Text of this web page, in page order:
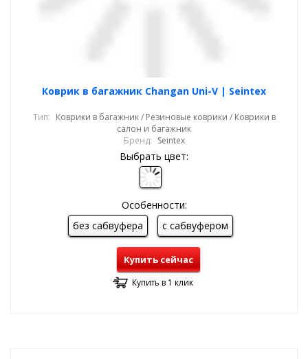
Коврик в багажник Changan Uni-V | Seintex
Тип: Коврики в багажник / Резиновые коврики / Коврики в
салон и багажник
Бренд: Seintex
Выбрать цвет:
Особенности:
без сабвуфера
с сабвуфером
Купить сейчас
Купить в 1 клик